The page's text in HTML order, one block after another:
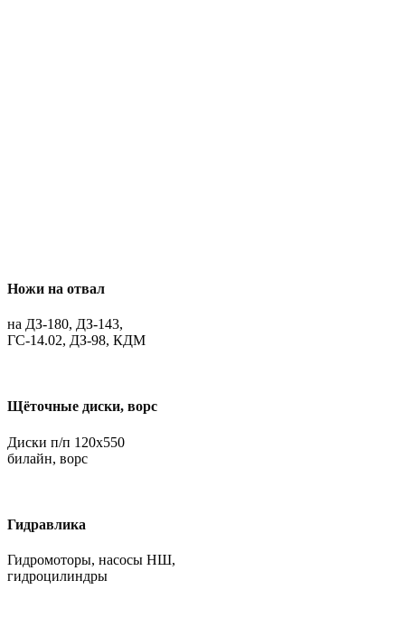
Ножи на отвал
на ДЗ-180, ДЗ-143,
ГС-14.02, ДЗ-98, КДМ
Щёточные диски, ворс
Диски п/п 120х550
билайн, ворс
Гидравлика
Гидромоторы, насосы НШ,
гидроцилиндры